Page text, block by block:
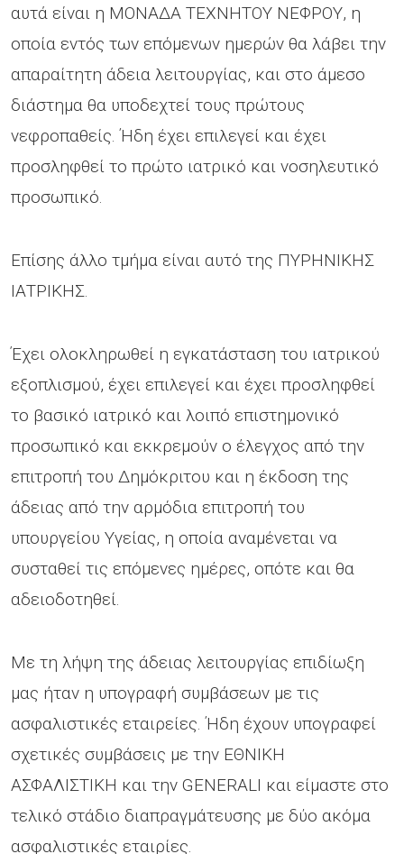
αυτά είναι η ΜΟΝΑΔΑ ΤΕΧΝΗΤΟΥ ΝΕΦΡΟΥ, η
οποία εντός των επόμενων ημερών θα λάβει την
απαραίτητη άδεια λειτουργίας, και στο άμεσο
διάστημα θα υποδεχτεί τους πρώτους
νεφροπαθείς. Ήδη έχει επιλεγεί και έχει
προσληφθεί το πρώτο ιατρικό και νοσηλευτικό
προσωπικό.
Επίσης άλλο τμήμα είναι αυτό της ΠΥΡΗΝΙΚΗΣ
ΙΑΤΡΙΚΗΣ.
Έχει ολοκληρωθεί η εγκατάσταση του ιατρικού
εξοπλισμού, έχει επιλεγεί και έχει προσληφθεί
το βασικό ιατρικό και λοιπό επιστημονικό
προσωπικό και εκκρεμούν ο έλεγχος από την
επιτροπή του Δημόκριτου και η έκδοση της
άδειας από την αρμόδια επιτροπή του
υπουργείου Υγείας, η οποία αναμένεται να
συσταθεί τις επόμενες ημέρες, οπότε και θα
αδειοδοτηθεί.
Με τη λήψη της άδειας λειτουργίας επιδίωξη
μας ήταν η υπογραφή συμβάσεων με τις
ασφαλιστικές εταιρείες. Ήδη έχουν υπογραφεί
σχετικές συμβάσεις με την ΕΘΝΙΚΗ
ΑΣΦΑΛΙΣΤΙΚΗ και την GENERALI και είμαστε στο
τελικό στάδιο διαπραγμάτευσης με δύο ακόμα
ασφαλιστικές εταιρίες.